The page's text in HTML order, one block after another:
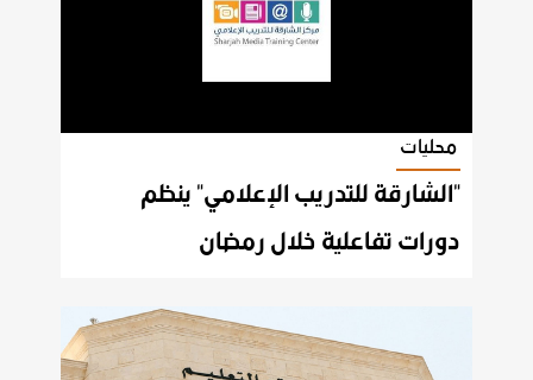
محليات
"الشارقة للتدريب الإعلامي" ينظم
دورات تفاعلية خلال رمضان